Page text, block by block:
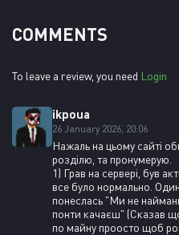
COMMENTS
To leave a review, you need Login
ikpoua
26 January 2026, 20:06
Нажаль на цьому сайті
розділю, та пронумерую.
1) Грав на сервері, був
все було нормально.
понеслась "Ми не
понти качаєш" (Сказав
по майну проосто щоб